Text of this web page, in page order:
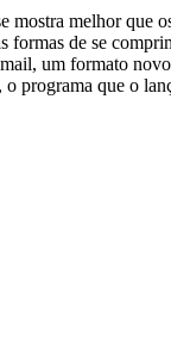
mostra melhor que
formas de se
um formato
programa que o